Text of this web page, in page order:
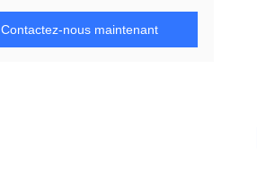
Contactez-nous maintenant